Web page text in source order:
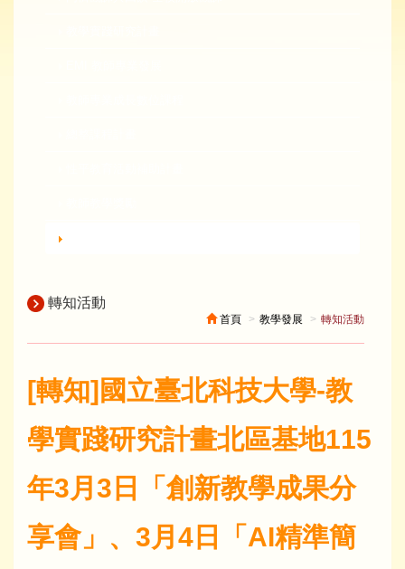
轉知活動
首頁 教學發展 轉知活動
[轉知]國立臺北科技大學-教
學實踐研究計畫北區基地115
年3月3日「創新教學成果分
享會」、3月4日「AI精準簡